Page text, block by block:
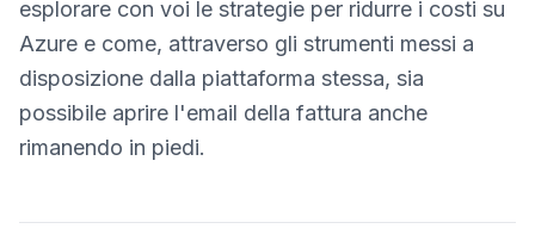
esplorare con voi le strategie per ridurre i costi su
Azure e come, attraverso gli strumenti messi a
disposizione dalla piattaforma stessa, sia
possibile aprire l'email della fattura anche
rimanendo in piedi.